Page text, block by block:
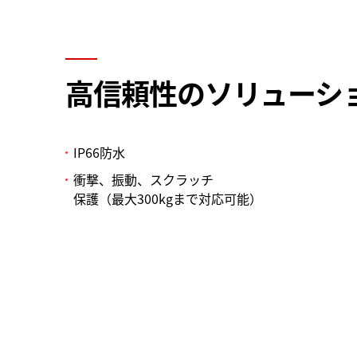
高信頼性のソリューシ
IP66防水
衝撃、振動、スクラッチ
保護（最大300kgまで対応可能）